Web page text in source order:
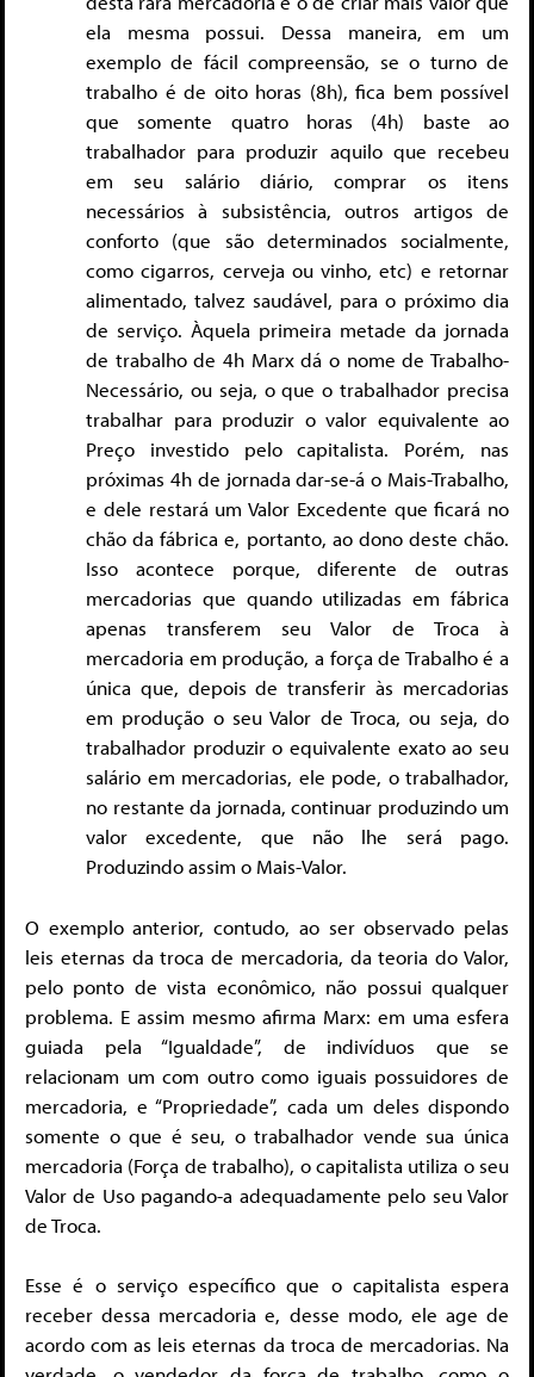
ela mesma possui. Dessa maneira, em um
exemplo de fácil compreensão, se o turno de
trabalho é de oito horas (8h), fica bem possível
que somente quatro horas (4h) baste ao
trabalhador para produzir aquilo que recebeu
em seu salário diário, comprar os itens
necessários à subsistência, outros artigos de
conforto (que são determinados socialmente,
como cigarros, cerveja ou vinho, etc) e retornar
alimentado, talvez saudável, para o próximo dia
de serviço. Àquela primeira metade da jornada
de trabalho de 4h Marx dá o nome de Trabalho-
Necessário, ou seja, o que o trabalhador precisa
trabalhar para produzir o valor equivalente ao
Preço investido pelo capitalista. Porém, nas
próximas 4h de jornada dar-se-á o Mais-Trabalho,
e dele restará um Valor Excedente que ficará no
chão da fábrica e, portanto, ao dono deste chão.
Isso acontece porque, diferente de outras
mercadorias que quando utilizadas em fábrica
apenas transferem seu Valor de Troca à
mercadoria em produção, a força de Trabalho é a
única que, depois de transferir às mercadorias
em produção o seu Valor de Troca, ou seja, do
trabalhador produzir o equivalente exato ao seu
salário em mercadorias, ele pode, o trabalhador,
no restante da jornada, continuar produzindo um
valor excedente, que não lhe será pago.
Produzindo assim o Mais-Valor.
O exemplo anterior, contudo, ao ser observado pelas
leis eternas da troca de mercadoria, da teoria do Valor,
pelo ponto de vista econômico, não possui qualquer
problema. E assim mesmo afirma Marx: em uma esfera
guiada pela “Igualdade”, de indivíduos que se
relacionam um com outro como iguais possuidores de
mercadoria, e “Propriedade”, cada um deles dispondo
somente o que é seu, o trabalhador vende sua única
mercadoria (Força de trabalho), o capitalista utiliza o seu
Valor de Uso pagando-a adequadamente pelo seu Valor
de Troca.
Esse é o serviço específico que o capitalista espera
receber dessa mercadoria e, desse modo, ele age de
acordo com as leis eternas da troca de mercadorias. Na